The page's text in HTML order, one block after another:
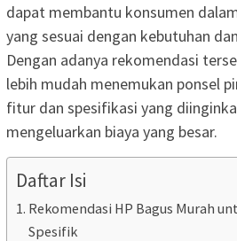
dapat membantu konsumen
yang sesuai dengan kebutuhan
Dengan adanya rekomendasi
lebih mudah menemukan ponsel
fitur dan spesifikasi yang
mengeluarkan biaya yang besar.
Daftar Isi
Rekomendasi HP Bagus Murah
Spesifik